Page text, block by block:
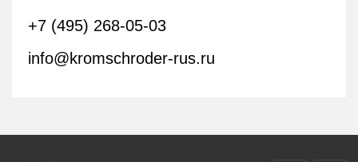
+7 (495) 268-05-03
info@kromschroder-rus.ru